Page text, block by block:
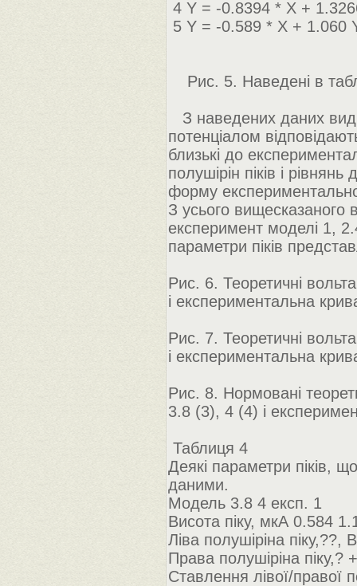
4 Y = -0.8394 * X +
5 Y = -0.589 * X + 1.060
Рис. 5. Наведені в
З наведених даних
потенціалом
близькі до
полушірін піків і
форму
З усього
експеримент моделі 1,
параметри піків
Рис. 6. Теоретичні
і експериментальна
Рис. 7. Теоретичні
і експериментальна
Рис. 8. Нормовані
3.8 (3), 4 (4) і
Таблиця 4
Деякі параметри піків,
даними.
Модель 3.8 4 експ. 1
Висота піку, мкА 0.584
Ліва полушіріна
Права полушіріна
Ставлення лівої/правої